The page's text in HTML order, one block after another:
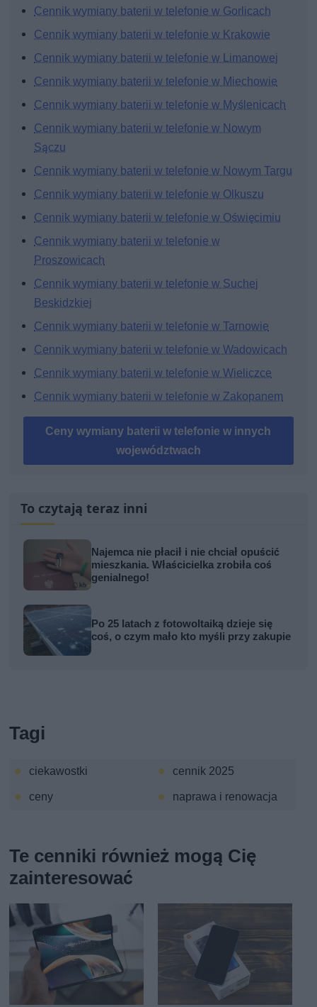
Cennik wymiany baterii w telefonie w Gorlicach
Cennik wymiany baterii w telefonie w Krakowie
Cennik wymiany baterii w telefonie w Limanowej
Cennik wymiany baterii w telefonie w Miechowie
Cennik wymiany baterii w telefonie w Myślenicach
Cennik wymiany baterii w telefonie w Nowym
Sączu
Cennik wymiany baterii w telefonie w Nowym Targu
Cennik wymiany baterii w telefonie w Olkuszu
Cennik wymiany baterii w telefonie w Oświęcimiu
Cennik wymiany baterii w telefonie w
Proszowicach
Cennik wymiany baterii w telefonie w Suchej
Beskidzkiej
Cennik wymiany baterii w telefonie w Tarnowie
Cennik wymiany baterii w telefonie w Wadowicach
Cennik wymiany baterii w telefonie w Wieliczce
Cennik wymiany baterii w telefonie w Zakopanem
Ceny wymiany baterii w telefonie w innych
województwach
To czytają teraz inni
Najemca nie płacił i nie chciał opuścić
mieszkania. Właścicielka zrobiła coś
genialnego!
Po 25 latach z fotowoltaiką dzieje się
coś, o czym mało kto myśli przy zakupie
Tagi
ciekawostki
cennik 2025
ceny
naprawa i renowacja
Te cenniki również mogą Cię
zainteresować